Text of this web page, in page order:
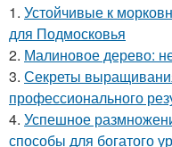
1. Устойчивые к
для Подмосковья
2. Малиновое дерево:
3. Секреты
профессионального
4. Успешное
способы для богатого